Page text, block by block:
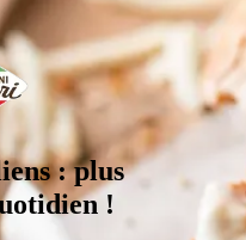
: plus
!